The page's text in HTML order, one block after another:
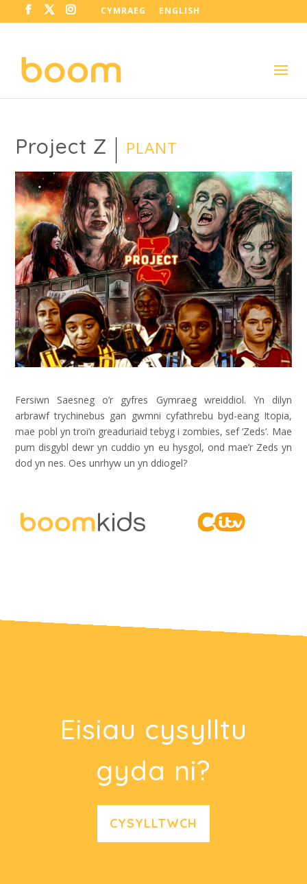
CYMRAEG ENGLISH
Project Z PLANT
Fersiwn Saesneg o’r gyfres Gymraeg wreiddiol. Yn dilyn
arbrawf trychinebus gan gwmni cyfathrebu byd-eang Itopia,
mae pobl yn troi’n greaduriaid tebyg i zombies, sef ‘Zeds’. Mae
pum disgybl dewr yn cuddio yn eu hysgol, ond mae’r Zeds yn
dod yn nes. Oes unrhyw un yn ddiogel?
Eisiau cysylltu
gyda ni?
CYSYLLTWCH